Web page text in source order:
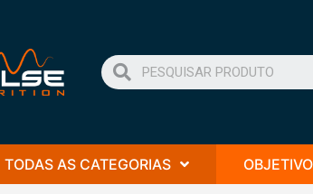
TODAS AS CATEGORIAS OBJETIVO